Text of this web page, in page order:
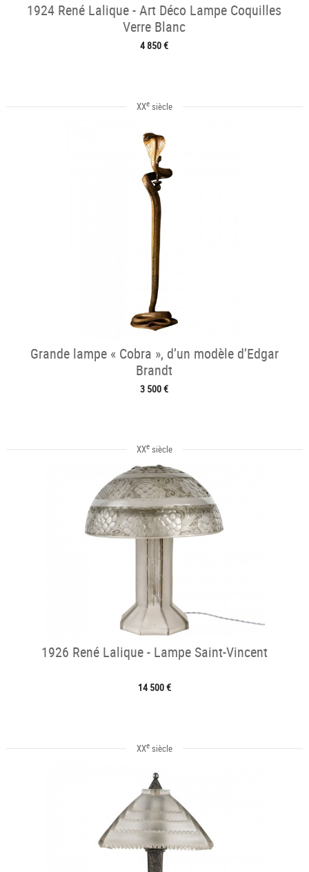
1924 René Lalique - Art Déco Lampe Coquilles
Verre Blanc
4 850 €
XXesiècle
Grande lampe « Cobra », d’un modèle d’Edgar
Brandt
3 500 €
XXesiècle
1926 René Lalique - Lampe Saint-Vincent
14 500 €
XXesiècle